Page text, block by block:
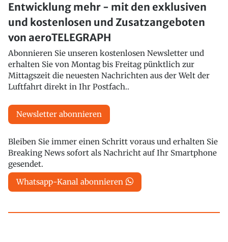
Entwicklung mehr - mit den exklusiven
und kostenlosen und Zusatzangeboten
von aeroTELEGRAPH
Abonnieren Sie unseren kostenlosen Newsletter und
erhalten Sie von Montag bis Freitag pünktlich zur
Mittagszeit die neuesten Nachrichten aus der Welt der
Luftfahrt direkt in Ihr Postfach..
Newsletter abonnieren
Bleiben Sie immer einen Schritt voraus und erhalten Sie
Breaking News sofort als Nachricht auf Ihr Smartphone
gesendet.
Whatsapp-Kanal abonnieren